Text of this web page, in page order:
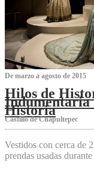
De marzo a agosto de 2015
Hilos de
Indumentaria
Historia
Castillo de Chapultepec
Vestidos con cerca de
prendas usadas